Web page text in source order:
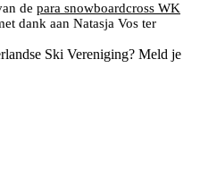
de para snowboardcross WK
dank aan Natasja Vos ter
Ski Vereniging? Meld je